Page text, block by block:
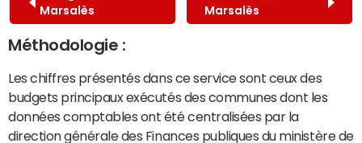
Marsalès
Marsalès
Méthodologie :
Les chiffres présentés dans ce service sont ceux des
budgets principaux exécutés des communes dont les
données comptables ont été centralisées par la
direction générale des Finances publiques du ministère de